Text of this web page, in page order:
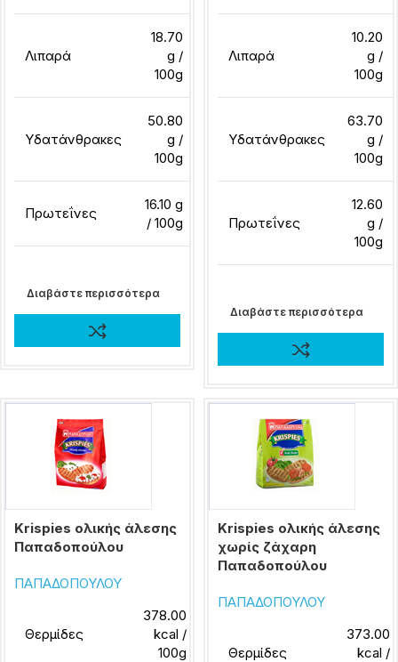
Λιπαρά
18.70
g /
100g
Υδατάνθρακες
50.80
g /
100g
Πρωτεΐνες
16.10 g
/ 100g
Διαβάστε περισσότερα
Λιπαρά
10.20
g /
100g
Υδατάνθρακες
63.70
g /
100g
Πρωτεΐνες
12.60
g /
100g
Διαβάστε περισσότερα
Krispies ολικής άλεσης
Παπαδοπούλου
ΠΑΠΑΔΟΠΟΥΛΟΥ
Θερμίδες
378.00
kcal /
100g
Krispies ολικής άλεσης
χωρίς ζάχαρη
Παπαδοπούλου
ΠΑΠΑΔΟΠΟΥΛΟΥ
Θερμίδες
373.00
kcal /